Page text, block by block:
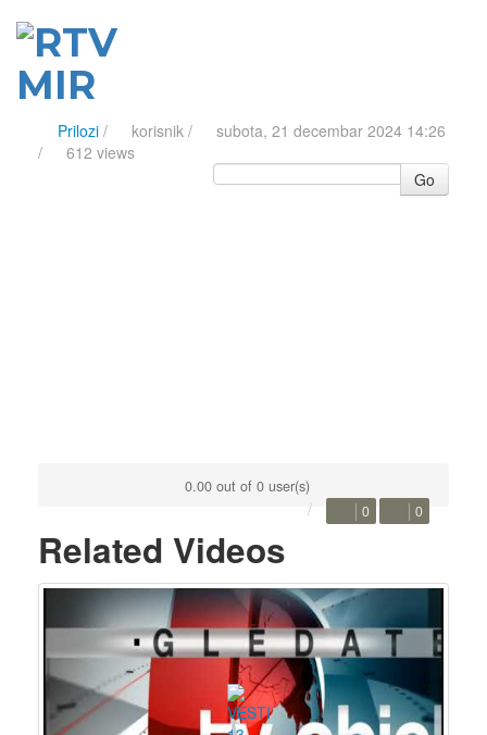
Prilozi / korisnik /
subota, 21 decembar 2024 14:26
/
612 views
Go
0.00 out of 0 user(s)
0 0
Related Videos